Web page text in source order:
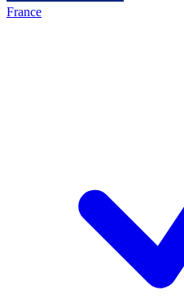
France